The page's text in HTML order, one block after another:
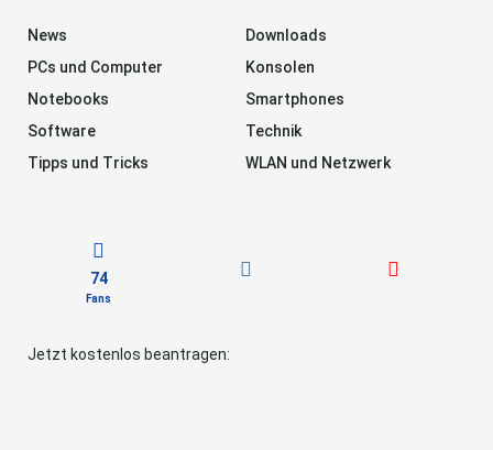
News
Downloads
PCs und Computer
Konsolen
Notebooks
Smartphones
Software
Technik
Tipps und Tricks
WLAN und Netzwerk
74
Fans
Jetzt kostenlos beantragen: